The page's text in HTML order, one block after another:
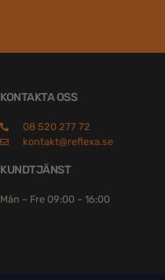
KONTAKTA OSS
08 520 277 72
kontakt@reflexa.se
KUNDTJÄNST
Mån – Fre 09:00 – 16:00